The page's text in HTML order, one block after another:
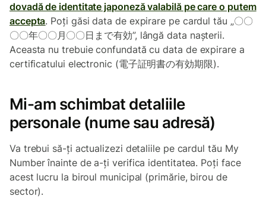
dovadă de identitate japoneză valabilă pe care o putem
accepta. Poți găsi data de expirare pe cardul tău „〇〇
〇〇年〇〇月〇〇日まで有効”, lângă data nașterii.
Aceasta nu trebuie confundată cu data de expirare a
certificatului electronic (電子証明書の有効期限).
Mi-am schimbat detaliile
personale (nume sau adresă)
Va trebui să-ți actualizezi detaliile pe cardul tău My
Number înainte de a-ți verifica identitatea. Poți face
acest lucru la biroul municipal (primărie, birou de
sector).